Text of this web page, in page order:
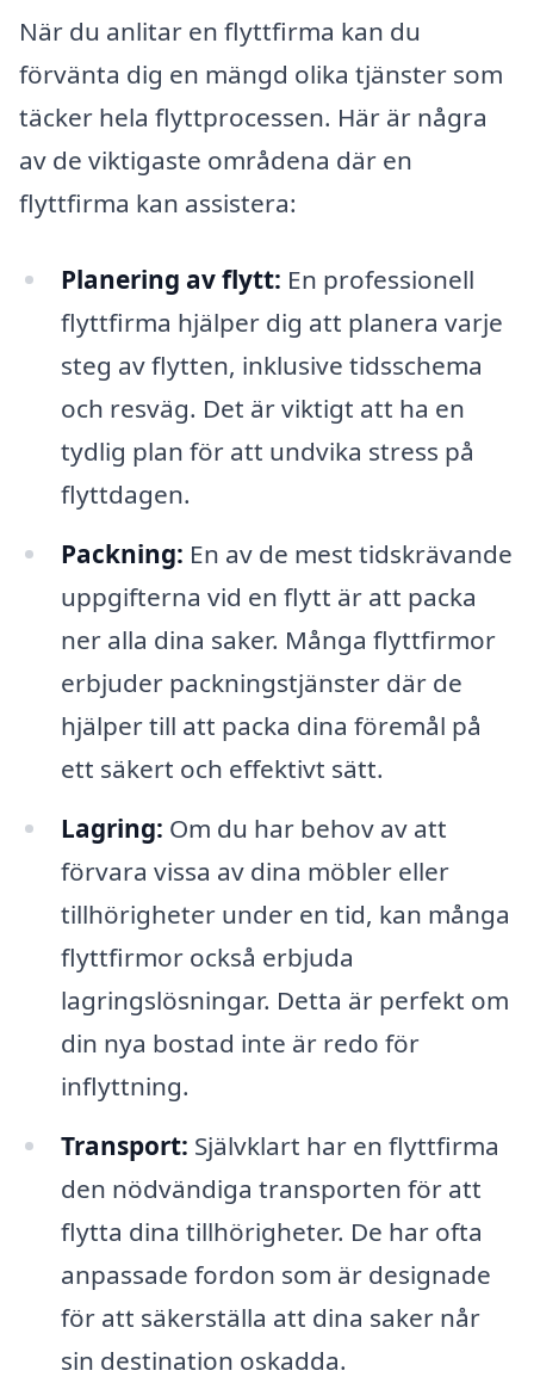
När du anlitar en flyttfirma kan du
förvänta dig en mängd olika tjänster som
täcker hela flyttprocessen. Här är några
av de viktigaste områdena där en
flyttfirma kan assistera:
Planering av flytt: En professionell
flyttfirma hjälper dig att planera varje
steg av flytten, inklusive tidsschema
och resväg. Det är viktigt att ha en
tydlig plan för att undvika stress på
flyttdagen.
Packning: En av de mest tidskrävande
uppgifterna vid en flytt är att packa
ner alla dina saker. Många flyttfirmor
erbjuder packningstjänster där de
hjälper till att packa dina föremål på
ett säkert och effektivt sätt.
Lagring: Om du har behov av att
förvara vissa av dina möbler eller
tillhörigheter under en tid, kan många
flyttfirmor också erbjuda
lagringslösningar. Detta är perfekt om
din nya bostad inte är redo för
inflyttning.
Transport: Självklart har en flyttfirma
den nödvändiga transporten för att
flytta dina tillhörigheter. De har ofta
anpassade fordon som är designade
för att säkerställa att dina saker når
sin destination oskadda.